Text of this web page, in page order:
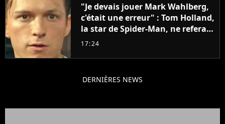
"Je devais jouer Mark Wahlberg,
c'était une erreur" : Tom Holland,
la star de Spider-Man, ne referait
pas ce blockbuster
17:24
DERNIÈRES NEWS